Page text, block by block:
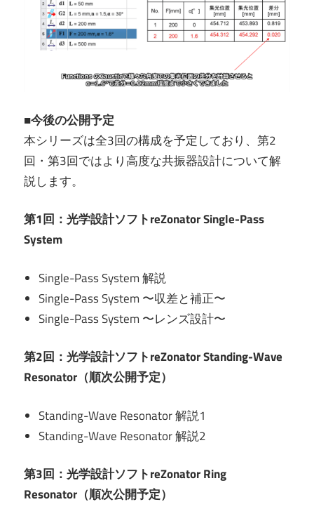
■今後の公開予定
本シリーズは全3回の構成を予定しており、第2
回・第3回ではより高度な共振器設計について解
説します。
第1回：光学設計ソフトreZonator Single-Pass
System
Single-Pass System 解説
Single-Pass System 〜収差と補正〜
Single-Pass System 〜レンズ設計〜
第2回：光学設計ソフトreZonator Standing-Wave
Resonator（順次公開予定）
Standing-Wave Resonator 解説1
Standing-Wave Resonator 解説2
第3回：光学設計ソフトreZonator Ring
Resonator（順次公開予定）